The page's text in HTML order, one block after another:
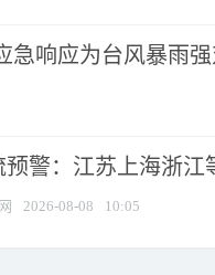
急响应为台风暴雨
预警：江苏上海浙江
2026-08-08 10:05